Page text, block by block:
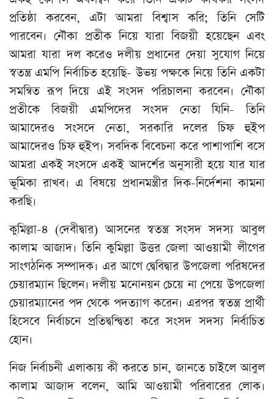
প্রতিষ্ঠা করবেন, এটা আমরা বিশ্বাস করি; তিনি সেটি
পারবেন। নৌকা প্রতীক নিয়ে যারা বিজয়ী হয়েছেন এবং
আমরা যারা দল করেও দলীয় প্রধানের দেয়া সুযোগ নিয়ে
স্বতন্ত্র এমপি নির্বাচিত হয়েছি- উভয় পক্ষকে নিয়ে তিনি একটা
সমন্বিত রূপ দিয়ে এই সংসদ পরিচালনা করবেন। নৌকা
প্রতীকে বিজয়ী এমপিদের সংসদ নেতা যিনি- তিনি
আমাদেরও সংসদে নেতা, সরকারি দলের চিফ হুইপ
আমাদেরও চিফ হুইপ। সবদিক বিবেচনা করে পাশাপাশি বসে
আমরা একই সংসদে একই আদর্শের অনুসারী হয়ে যার যার
ভূমিকা রাখব। এ বিষয়ে প্রধানমন্ত্রীর দিক-নির্দেশনা কামনা
করছি।
কুমিল্লা-৪ (দেবীদ্বার) আসনের স্বতন্ত্র সংসদ সদস্য আবুল
কালাম আজাদ। তিনি কুমিল্লা উত্তর জেলা আওয়ামী লীগের
সাংগঠনিক সম্পাদক। এর আগে দ্বেবিদ্বার উপজেলা পরিষদের
চেয়ারম্যান ছিলেন। দলীয় মনোনয়ন চেয়ে না পেয়ে উপজেলা
চেয়ারম্যানের পদ থেকে পদত্যাগ করেন। এরপর স্বতন্ত্র প্রার্থী
হিসেবে নির্বাচনে প্রতিদ্বন্দ্বিতা করে সংসদ সদস্য নির্বাচিত
হোন।
নিজ নির্বাচনী এলাকায় কী করতে চান, জানতে চাইলে আবুল
কালাম আজাদ বলেন, আমি আওয়ামী পরিবারের লোক।